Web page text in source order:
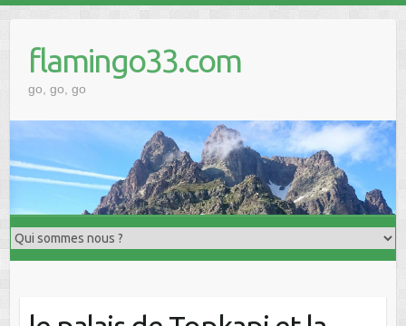
contentflamingo33.com
go, go, go